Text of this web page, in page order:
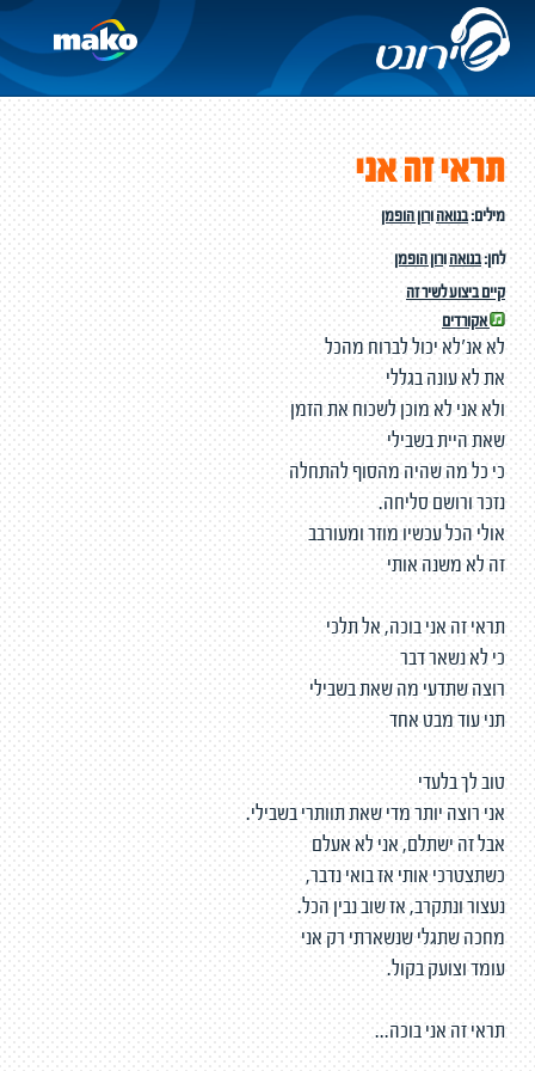
תראי זה אני
מילים:בנואהורון הופמן
לחן:בנואהורון הופמן
קיים ביצוע לשיר זה
אקורדים
לא אנ'לא יכול לברוח מהכל
את לא עונה בגללי
ולא אני לא מוכן לשכוח את הזמן
שאת היית בשבילי
כי כל מה שהיה מהסוף להתחלה
נזכר ורושם סליחה.
אולי הכל עכשיו מוזר ומעורבב
זה לא משנה אותי
תראי זה אני בוכה, אל תלכי
כי לא נשאר דבר
רוצה שתדעי מה שאת בשבילי
תני עוד מבט אחד
טוב לך בלעדי
אני רוצה יותר מדי שאת תוותרי בשבילי.
אבל זה ישתלם, אני לא אעלם
כשתצטרכי אותי אז בואי נדבר,
נעצור ונתקרב, אז שוב נבין הכל.
מחכה שתגלי שנשארתי רק אני
עומד וצועק בקול.
תראי זה אני בוכה...